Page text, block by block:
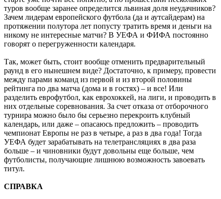
туров вообще заранее определится львиная доля неудачников?
Зачем лидерам европейского футбола (да и аутсайдерам) на
протяжении полутора лет попусту тратить время и деньги на
никому не интересные матчи? В УЕФА и ФИФА постоянно
говорят о перегруженности календаря.
Так, может быть, стоит вообще отменить предварительный
раунд в его нынешнем виде? Достаточно, к примеру, провести
между парами команд из первой и из второй половины
рейтинга по два матча (дома и в гостях) – и все! Или
разделить еврофутбол, как еврохоккей, на лиги, и проводить в
них отдельные соревнования. За счет отказа от отборочного
турнира можно было бы серьезно перекроить клубный
календарь, или даже – опасаюсь предложить – проводить
чемпионат Европы не раз в четыре, а раз в два года! Тогда
УЕФА будет зарабатывать на телетрансляциях в два раза
больше – и чиновники будут довольны еще больше, чем
футболисты, получающие лишнюю возможность завоевать
титул.
СПРАВКА